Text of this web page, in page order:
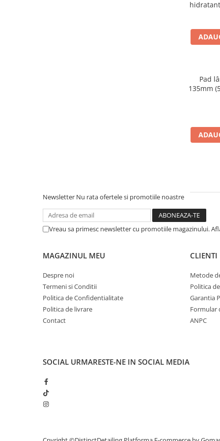
Pad
135mm
Newsletter Nu rata ofertele si promotiile noastre
Vreau sa primesc newsletter cu promotiile magazinului.
MAGAZINUL MEU
Despre noi
Termeni si Conditii
Politica de Confidentialitate
Politica de livrare
Contact
CLIENTI
Metode
Politica
Garantia
Formular
ANPC
SOCIAL URMARESTE-NE IN SOCIAL MEDIA